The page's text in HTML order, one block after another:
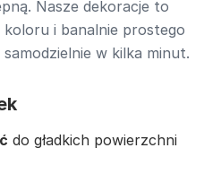
Nasze dekoracje to
koloru i banalnie prostego
w kilka minut.
do gładkich powierzchni